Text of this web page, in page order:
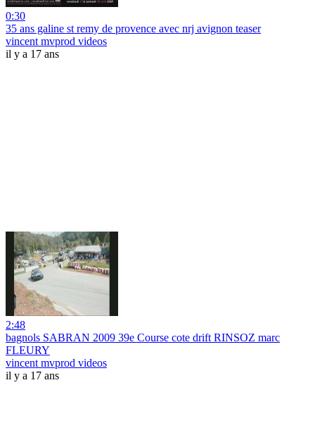
0:30
35 ans galine st remy de provence avec nrj avignon teaser
vincent mvprod videos
il y a 17 ans
2:48
bagnols SABRAN 2009 39e Course cote drift RINSOZ marc
FLEURY
vincent mvprod videos
il y a 17 ans